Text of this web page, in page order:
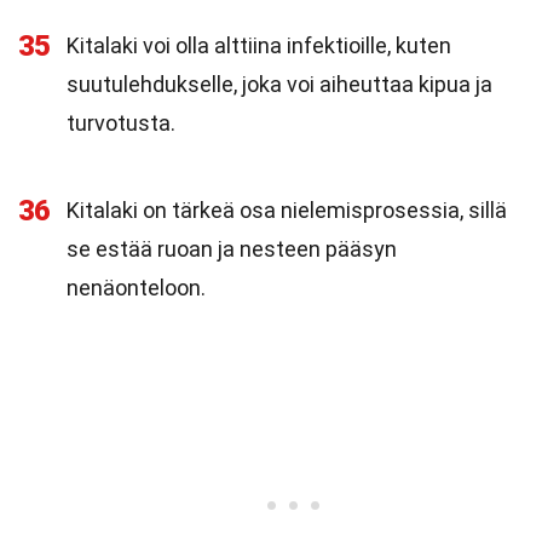
35
Kitalaki voi olla alttiina infektioille, kuten
suutulehdukselle, joka voi aiheuttaa kipua ja
turvotusta.
36
Kitalaki on tärkeä osa nielemisprosessia, sillä
se estää ruoan ja nesteen pääsyn
nenäonteloon.